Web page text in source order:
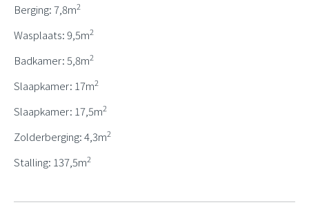
Berging: 7,8m2
Wasplaats: 9,5m2
Badkamer: 5,8m2
Slaapkamer: 17m2
Slaapkamer: 17,5m2
Zolderberging: 4,3m2
Stalling: 137,5m2